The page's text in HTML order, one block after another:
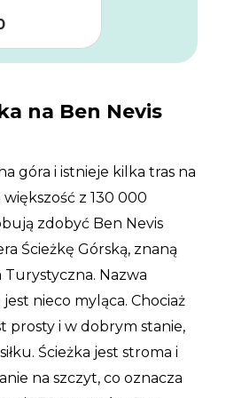
na Ben Nevis
góra i istnieje kilka tras na
z 130 000
zdobyć Ben Nevis
Ścieżkę Górską, znaną
Turystyczna. Nazwa
nieco myląca. Chociaż
prosty i w dobrym stanie,
Ścieżka jest stroma i
na szczyt, co oznacza